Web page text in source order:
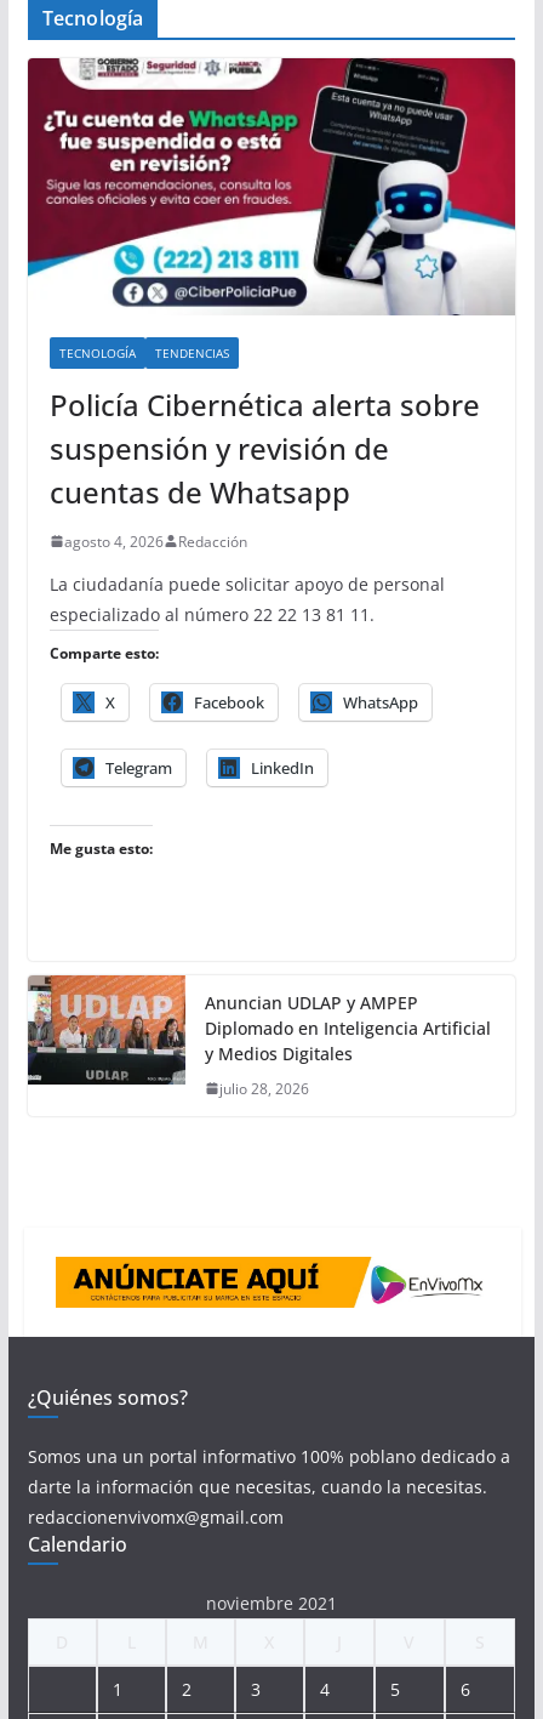
Tecnología
TECNOLOGÍA TENDENCIAS
Policía Cibernética alerta sobre
suspensión y revisión de
cuentas de Whatsapp
agosto 4, 2026 Redacción
La ciudadanía puede solicitar apoyo de personal
especializado al número 22 22 13 81 11.
Comparte esto:
X Facebook WhatsApp
Telegram LinkedIn
Me gusta esto:
Anuncian UDLAP y AMPEP
Diplomado en Inteligencia Artificial
y Medios Digitales
julio 28, 2026
¿Quiénes somos?
Somos una un portal informativo 100% poblano dedicado a
darte la información que necesitas, cuando la necesitas.
redaccionenvivomx@gmail.com
Calendario
noviembre 2021
1 2 3 4 5 6